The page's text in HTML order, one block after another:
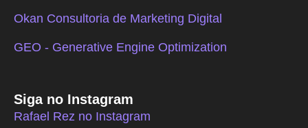
Okan Consultoria de Marketing Digital
GEO - Generative Engine Optimization
Siga no Instagram
Rafael Rez no Instagram